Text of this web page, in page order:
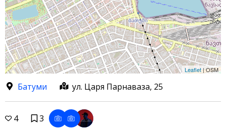
Leaflet| OSM
Батуми ул. Царя Парнаваза, 25
4 3